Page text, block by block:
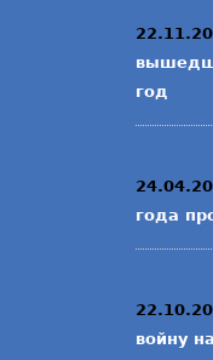
год
года
войну